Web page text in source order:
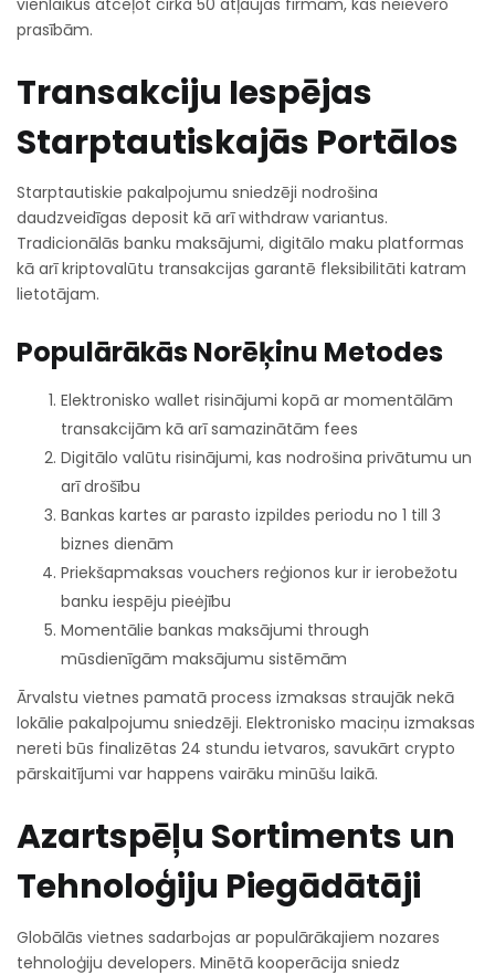
prasībām.
Transakciju Iespējas
Starptautiskajās Portālos
Starptautiskie pakalpojumu sniedzēji nodrošina
daudzveidīgas deposit kā arī withdraw variantus.
Tradicionālās banku maksājumi, digitālo maku platformas
kā arī kriptovalūtu transakcijas garantē fleksibilitāti katram
lietotājam.
Populārākās Norēķinu Metodes
Elektronisko wallet risinājumi kopā ar momentālām
transakcijām kā arī samazinātām fees
Digitālo valūtu risinājumi, kas nodrošina privātumu un
arī drošību
Bankas kartes ar parasto izpildes periodu no 1 till 3
biznes dienām
Priekšapmaksas vouchers reģionos kur ir ierobežotu
banku iespēju pieėjību
Momentālie bankas maksājumi through
mūsdienīgām maksājumu sistēmām
Ārvalstu vietnes pamatā process izmaksas straujāk nekā
lokālie pakalpojumu sniedzēji. Elektronisko maciņu izmaksas
nereti būs finalizētas 24 stundu ietvaros, savukārt crypto
pārskaitījumi var happens vairāku minūšu laikā.
Azartspēļu Sortiments un
Tehnoloģiju Piegādātāji
Globālās vietnes sadarbоjas ar populārākajiem nozares
tehnoloģiju developers. Minētā kooperācija sniedz